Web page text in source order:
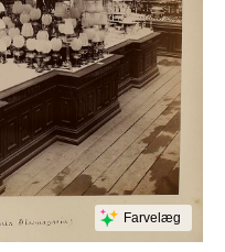
Farvelæg